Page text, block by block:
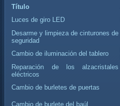
Título
Luces de giro LED
Desarme y limpieza de cinturones de
seguridad
Cambio de iluminación del tablero
Reparación de los alzacristales
eléctricos
Cambio de burletes de puertas
Cambio de burlete del baúl